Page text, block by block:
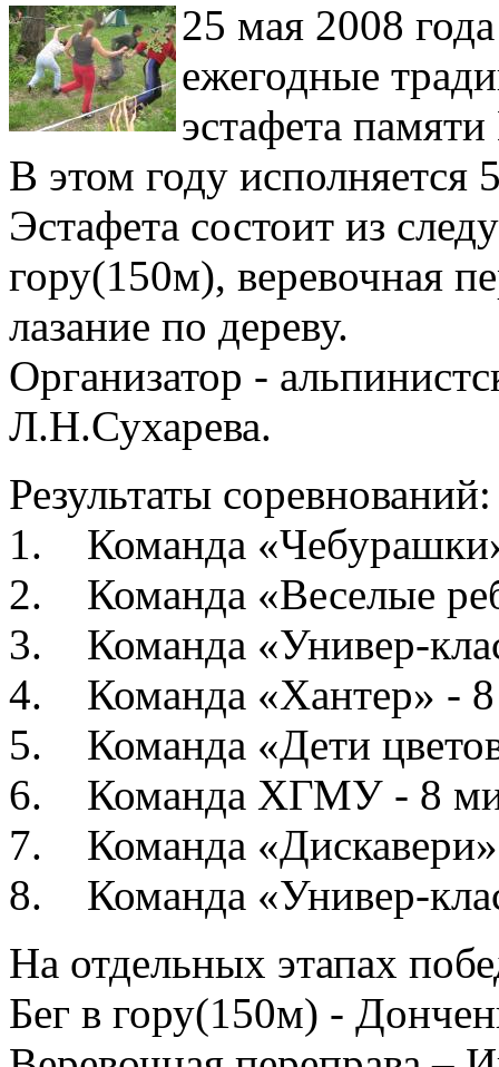
25 мая 2008
ежегодные
эстафета
В этом году исполняется
Эстафета состоит из
гору(150м), веревочная
лазание по дереву.
Организатор -
Л.Н.Сухарева.
Результаты соревнований:
1. Команда
2. Команда «Веселые
3. Команда «Универ-
4. Команда «Хантер» - 8
5. Команда «Дети
6. Команда ХГМУ - 8
7. Команда
8. Команда «Универ-
На отдельных этапах
Бег в гору(150м) -